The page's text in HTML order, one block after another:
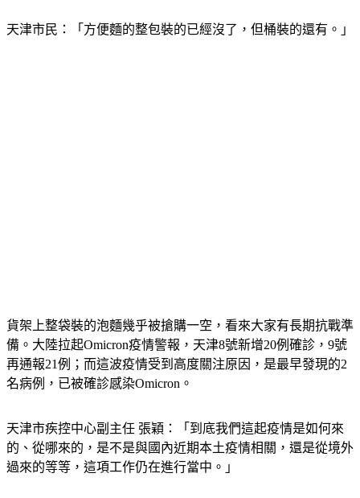
天津市民：「方便麵的整包裝的已經沒了，但桶裝的還有。」
貨架上整袋裝的泡麵幾乎被搶購一空，看來大家有長期抗戰準
備。大陸拉起Omicron疫情警報，天津8號新增20例確診，9號
再通報21例；而這波疫情受到高度關注原因，是最早發現的2
名病例，已被確診感染Omicron。
天津市疾控中心副主任 張穎：「到底我們這起疫情是如何來
的、從哪來的，是不是與國內近期本土疫情相關，還是從境外
過來的等等，這項工作仍在進行當中。」